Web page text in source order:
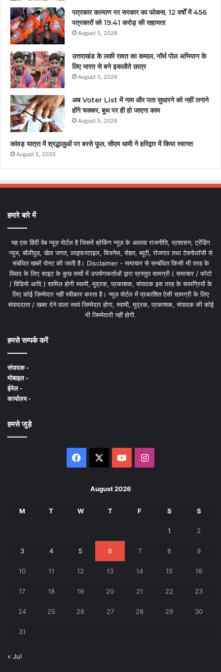
पत्रकार कल्याण पर सरकार का फोकस, 12 वर्षों में 456
पत्रकारों को 19.41 करोड़ की सहायता
August 5, 2026
उत्तराखंड के लकी रावत का कमाल, नॉर्थ पोल अभियान के
लिए भारत से बने इकलौते छात्र
August 5, 2026
अब Voter List में नाम और पता सुधारने को नहीं लगाने
होंगे चक्कर, बूथ पर ही हो जाएगा काम
August 5, 2026
कांवड़ यात्रा में श्रद्धालुओं पर बरसे फूल, सीएम धामी ने हरिद्वार में किया स्वागत
August 5, 2026
हमारे बारे में
यह एक हिंदी वेब न्यूज़ पोर्टल है जिसमें ब्रेकिंग न्यूज़ के अलावा राजनीति, प्रशासन, ट्रेंडिंग
न्यूज, बॉलीवुड, खेल जगत, लाइफस्टाइल, बिजनेस, सेहत, ब्यूटी, रोजगार तथा टेक्नोलॉजी से
संबंधित खबरें पोस्ट की जाती है। Disclaimer - समाचार से सम्बंधित किसी भी तरह के
विवाद के लिए साइट के कुछ तत्वों में उपयोगकर्ताओं द्वारा प्रस्तुत सामग्री ( समाचार / फोटो
/ विडियो आदि ) शामिल होगी स्वामी, मुद्रक, प्रकाशक, संपादक इस तरह के सामग्रियों के
लिए कोई ज़िम्मेदार नहीं स्वीकार करता है। न्यूज़ पोर्टल में प्रकाशित ऐसी सामग्री के लिए
संवाददाता / खबर देने वाला स्वयं जिम्मेदार होगा, स्वामी, मुद्रक, प्रकाशक, संपादक की कोई
भी जिम्मेदारी नहीं होगी.
हमसे सम्पर्क करें
संपादक -
मोबाइल -
ईमेल -
कार्यालय -
हमसे जुड़े
Facebook YouTubeInstagram
August 2026
M T W T F S S
1 2
3 4 5 6 7 8 9
10 11 12 13 14 15 16
17 18 19 20 21 22 23
24 25 26 27 28 29 30
31
« Jul